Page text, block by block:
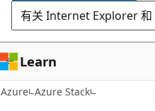
有关 Internet Explorer
Learn
Azure Azure Stack